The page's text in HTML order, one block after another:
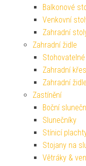
Balkonové
Venkovní
Zahradní
Zahradní židle
Zahradní
Zahradní
Zastínění
Boční
Slunečníky
Stínicí
Stojany na
Větráky &